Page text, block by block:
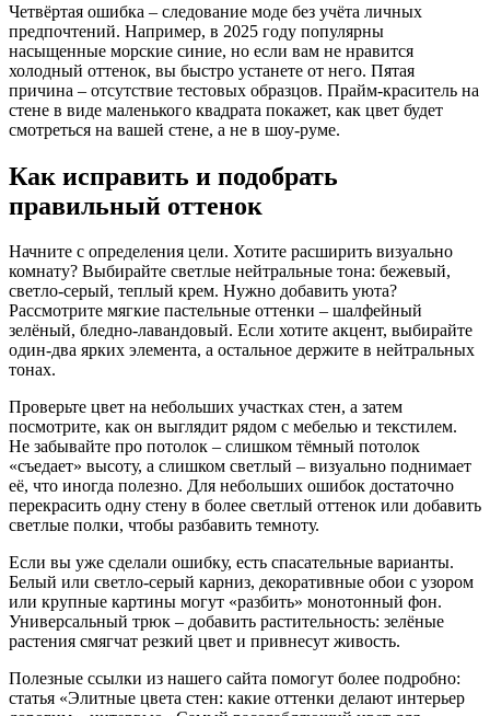
Четвёртая ошибка – следование моде без учёта личных
предпочтений. Например, в 2025 году популярны
насыщенные морские синие, но если вам не нравится
холодный оттенок, вы быстро устанете от него. Пятая
причина – отсутствие тестовых образцов. Прайм‑краситель на
стене в виде маленького квадрата покажет, как цвет будет
смотреться на вашей стене, а не в шоу‑руме.
Как исправить и подобрать
правильный оттенок
Начните с определения цели. Хотите расширить визуально
комнату? Выбирайте светлые нейтральные тона: бежевый,
светло-серый, теплый крем. Нужно добавить уюта?
Рассмотрите мягкие пастельные оттенки – шалфейный
зелёный, бледно-лавандовый. Если хотите акцент, выбирайте
один‑два ярких элемента, а остальное держите в нейтральных
тонах.
Проверьте цвет на небольших участках стен, а затем
посмотрите, как он выглядит рядом с мебелью и текстилем.
Не забывайте про потолок – слишком тёмный потолок
«съедает» высоту, а слишком светлый – визуально поднимает
её, что иногда полезно. Для небольших ошибок достаточно
перекрасить одну стену в более светлый оттенок или добавить
светлые полки, чтобы разбавить темноту.
Если вы уже сделали ошибку, есть спасательные варианты.
Белый или светло‑серый карниз, декоративные обои с узором
или крупные картины могут «разбить» монотонный фон.
Универсальный трюк – добавить растительность: зелёные
растения смягчат резкий цвет и привнесут живость.
Полезные ссылки из нашего сайта помогут более подробно:
статья «Элитные цвета стен: какие оттенки делают интерьер